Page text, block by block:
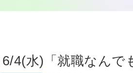
6/4(水)「就職なんで